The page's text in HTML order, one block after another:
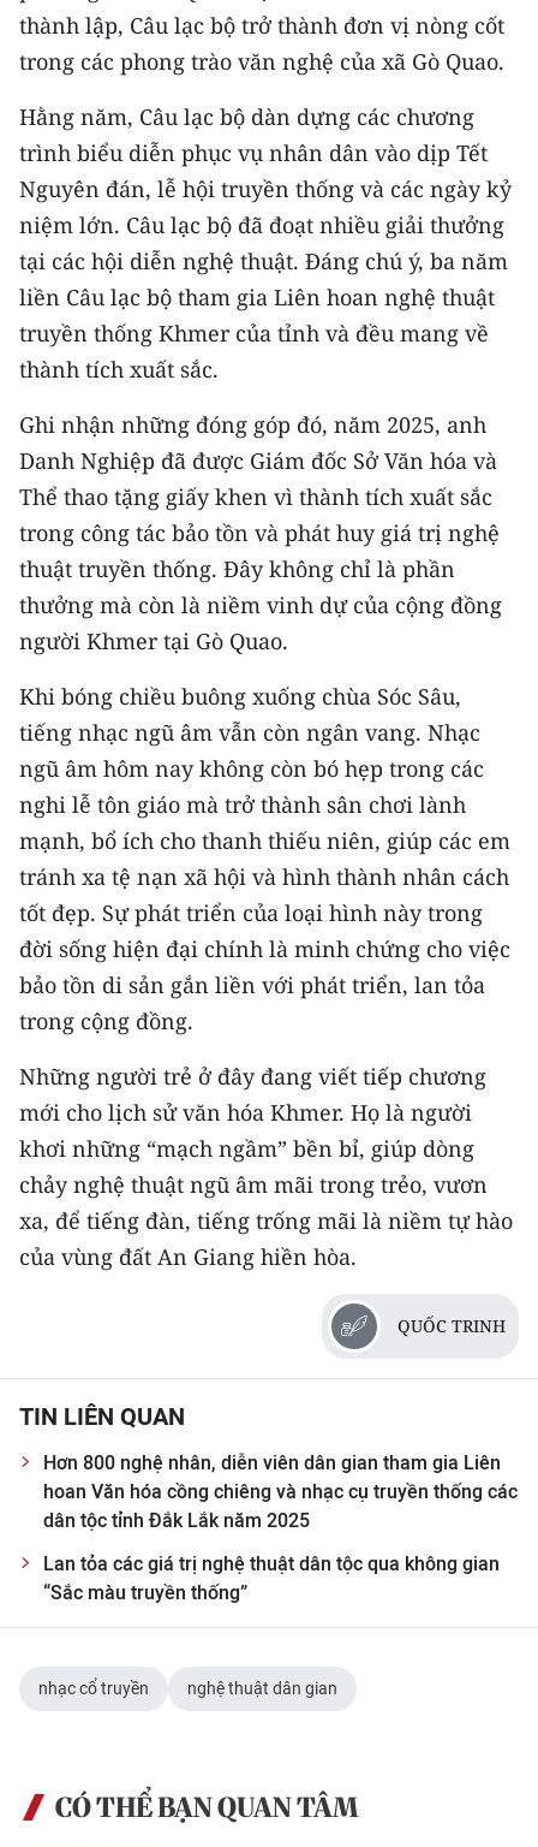
ENGLISH
中文
FRANÇAIS
РУССКИЙ
ESPAÑOL
한국어
thành lập, Câu lạc bộ trở thành đơn vị nòng cốt
trong các phong trào văn nghệ của xã Gò Quao.
Hằng năm, Câu lạc bộ dàn dựng các chương
trình biểu diễn phục vụ nhân dân vào dịp Tết
Nguyên đán, lễ hội truyền thống và các ngày kỷ
niệm lớn. Câu lạc bộ đã đoạt nhiều giải thưởng
tại các hội diễn nghệ thuật. Đáng chú ý, ba năm
liền Câu lạc bộ tham gia Liên hoan nghệ thuật
truyền thống Khmer của tỉnh và đều mang về
thành tích xuất sắc.
Ghi nhận những đóng góp đó, năm 2025, anh
Danh Nghiệp đã được Giám đốc Sở Văn hóa và
Thể thao tặng giấy khen vì thành tích xuất sắc
trong công tác bảo tồn và phát huy giá trị nghệ
thuật truyền thống. Đây không chỉ là phần
thưởng mà còn là niềm vinh dự của cộng đồng
người Khmer tại Gò Quao.
Khi bóng chiều buông xuống chùa Sóc Sâu,
tiếng nhạc ngũ âm vẫn còn ngân vang. Nhạc
ngũ âm hôm nay không còn bó hẹp trong các
nghi lễ tôn giáo mà trở thành sân chơi lành
mạnh, bổ ích cho thanh thiếu niên, giúp các em
tránh xa tệ nạn xã hội và hình thành nhân cách
tốt đẹp. Sự phát triển của loại hình này trong
đời sống hiện đại chính là minh chứng cho việc
bảo tồn di sản gắn liền với phát triển, lan tỏa
trong cộng đồng.
Những người trẻ ở đây đang viết tiếp chương
mới cho lịch sử văn hóa Khmer. Họ là người
khơi những “mạch ngầm” bền bỉ, giúp dòng
chảy nghệ thuật ngũ âm mãi trong trẻo, vươn
xa, để tiếng đàn, tiếng trống mãi là niềm tự hào
của vùng đất An Giang hiền hòa.
QUỐC TRINH
TIN LIÊN QUAN
Hơn 800 nghệ nhân, diễn viên dân gian tham gia Liên
hoan Văn hóa cồng chiêng và nhạc cụ truyền thống các
dân tộc tỉnh Đắk Lắk năm 2025
Lan tỏa các giá trị nghệ thuật dân tộc qua không gian
“Sắc màu truyền thống”
nhạc cổ truyền nghệ thuật dân gian
CÓ THỂ BẠN QUAN TÂM